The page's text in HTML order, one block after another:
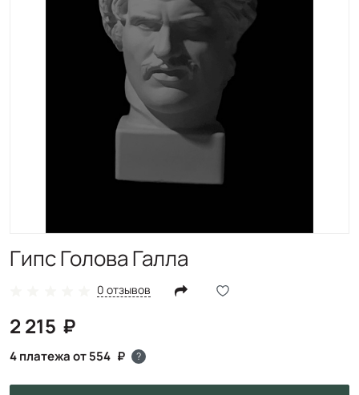
Гипс Голова Галла
0 отзывов
2 215
4 платежа от 554 ?